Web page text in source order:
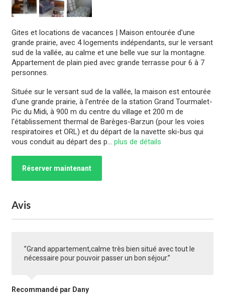
Gites et locations de vacances | Maison entourée d'une
grande prairie, avec 4 logements indépendants, sur le versant
sud de la vallée, au calme et une belle vue sur la montagne.
Appartement de plain pied avec grande terrasse pour 6 à 7
personnes.
Située sur le versant sud de la vallée, la maison est entourée
d'une grande prairie, à l'entrée de la station Grand Tourmalet-
Pic du Midi, à 900 m du centre du village et 200 m de
l'établissement thermal de Barèges-Barzun (pour les voies
respiratoires et ORL) et du départ de la navette ski-bus qui
vous conduit au départ des p... plus de détails
Réserver maintenant
Avis
”Grand appartement,calme très bien situé avec tout le
nécessaire pour pouvoir passer un bon séjour.”
Recommandé par Dany